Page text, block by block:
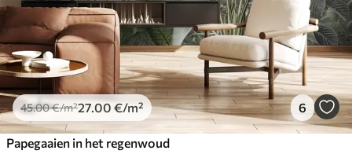
45.00€/m²27.00 €/m² 6
Papegaaien in het regenwoud